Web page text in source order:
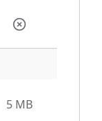
5 MB